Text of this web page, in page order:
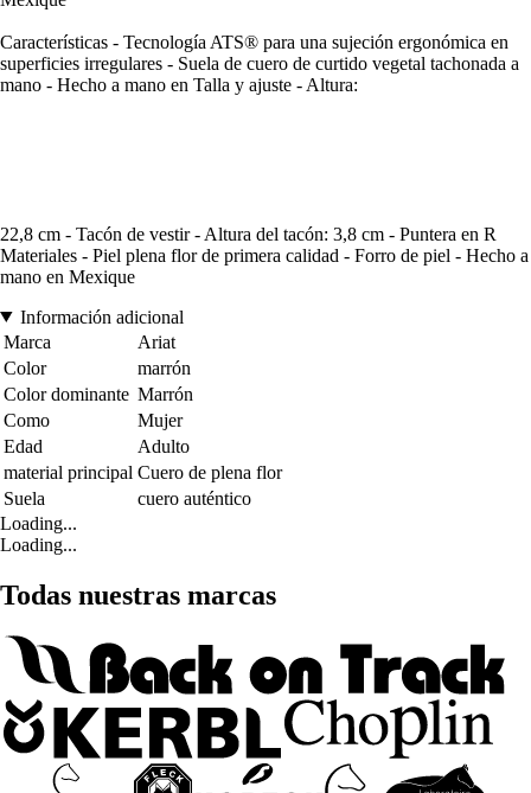
Características - Tecnología ATS® para una sujeción ergonómica en
superficies irregulares - Suela de cuero de curtido vegetal tachonada a
mano - Hecho a mano en Talla y ajuste - Altura:
22,8 cm - Tacón de vestir - Altura del tacón: 3,8 cm - Puntera en R
Materiales - Piel plena flor de primera calidad - Forro de piel - Hecho a
mano en Mexique
Información adicional
Marca
Ariat
Color
marrón
Color dominante Marrón
Como
Mujer
Edad
Adulto
material principal Cuero de plena flor
Suela
cuero auténtico
Loading...
Loading...
Todas nuestras marcas